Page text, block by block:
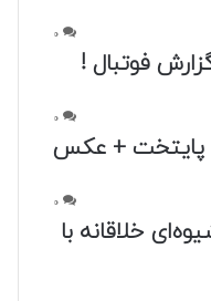
0
فوتبال !
0
پایتخت + عکس
0
خلاقانه با